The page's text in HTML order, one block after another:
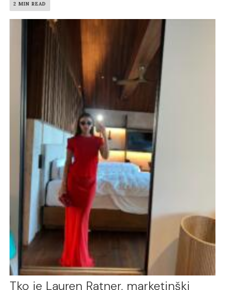
2 MIN READ
Tko je Lauren Ratner, marketinški